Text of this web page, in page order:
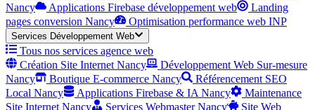
Nancy
Applications Firebase développement web
Landing
pages conversion Nancy
Optimisation performance web INP
Services Développement Web
Tous nos services agence web
Création Site Internet Nancy
Développement Web Sur-mesure
Nancy
Boutique E-commerce Nancy
Référencement SEO
Local Nancy
Applications Firebase & IA Nancy
Maintenance
Site Internet Nancy
Services Webmaster Nancy
Site Web